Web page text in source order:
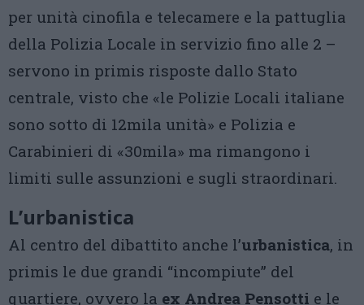
per unità cinofila e telecamere e la pattuglia
della Polizia Locale in servizio fino alle 2 –
servono in primis risposte dallo Stato
centrale, visto che «le Polizie Locali italiane
sono sotto di 12mila unità» e Polizia e
Carabinieri di «30mila» ma rimangono i
limiti sulle assunzioni e sugli straordinari.
L’urbanistica
Al centro del dibattito anche l’urbanistica, in
primis le due grandi “incompiute” del
quartiere, ovvero la ex Andrea Pensotti e le